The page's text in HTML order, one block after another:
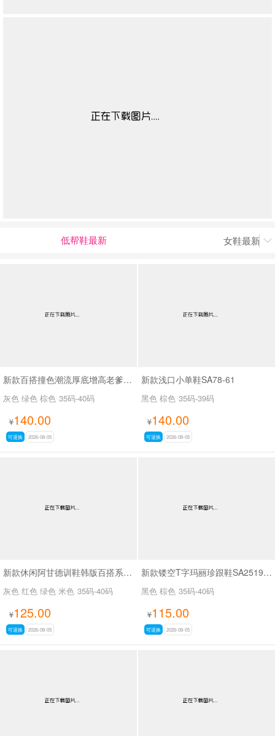
低帮鞋最新 女鞋最新上

新款百搭撞色潮流厚底增高老爹鞋SA8383
灰色 绿色 棕色 35码-40码
¥140.00
可退换 2026-08-05
新款浅口小单鞋SA78-61
黑色 棕色 35码-39码
¥140.00
可退换 2026-08-05
新款休闲阿甘德训鞋韩版百搭系带薄底休闲鞋SA1883
灰色 红色 绿色 米色 35码-40码
¥125.00
可退换 2026-08-05
新款镂空T字玛丽珍跟鞋SA2519-65
黑色 棕色 35码-40码
¥115.00
可退换 2026-08-05